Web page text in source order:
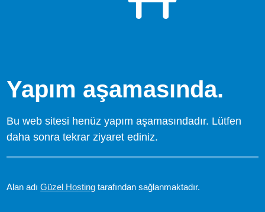
Yapım aşamasında.
Bu web sitesi henüz yapım aşamasındadır. Lütfen
daha sonra tekrar ziyaret ediniz.
Alan adıGüzel Hosting tarafından sağlanmaktadır.